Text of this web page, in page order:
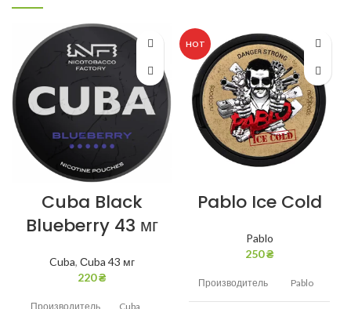
Cuba Black
Blueberry 43 мг
Cuba, Сuba 43 мг
220₴
Производитель Cuba
HOT
Pablo Ice Cold
Pablo
250₴
Производитель Pablo